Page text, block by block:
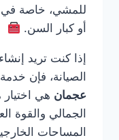
للمشي، خاصة في
أو كبار السن.
إذا كنت تريد
الصيانة، فإن خدمة
عجمان هي
الجمالي والقوة
المساحات